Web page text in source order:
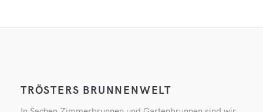
TRÖSTERS BRUNNENWELT